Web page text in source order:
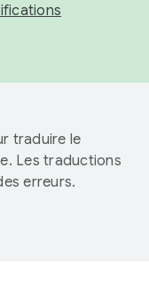
traduire le
Les traductions
erreurs.